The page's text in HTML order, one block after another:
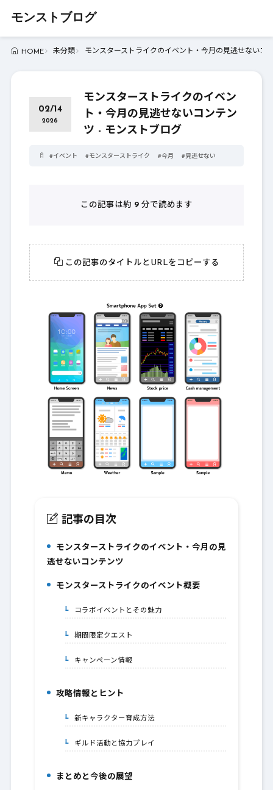
モンストブログ
HOME 未分類 モンスターストライクのイベント・今月の見逃せないコ
02/14
2026
モンスターストライクのイベン
ト・今月の見逃せないコンテン
ツ - モンストブログ
#イベント #モンスターストライク #今月 #見逃せない
この記事は約 9 分で読めます
この記事のタイトルとURLをコピーする
記事の目次
モンスターストライクのイベント・今月の見
逃せないコンテンツ
モンスターストライクのイベント概要
2-1.コラボイベントとその魅力
2-2.期間限定クエスト
2-3.キャンペーン情報
3.攻略情報とヒント
3-1.新キャラクター育成方法
3-2.ギルド活動と協力プレイ
まとめと今後の展望